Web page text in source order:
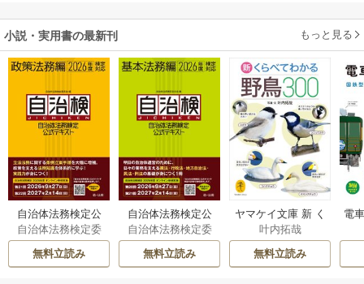
小説・実用書の最新刊 もっと見る
自治体法務検定公
式テキスト 政策
法務編 ２０２６
年度検定対応 1巻
自治体法務検定委
員会
無料立読み
自治体法務検定公
式テキスト 基本
法務編 ２０２６
年度検定対応 1巻
自治体法務検定委
員会
無料立読み
ヤマケイ文庫 新 く
らべてわかる野鳥3
00 1巻
叶内拓哉
無料立読み
電